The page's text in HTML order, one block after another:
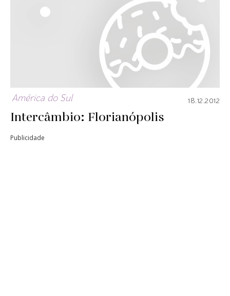
América do Sul 18.12.2012
Intercâmbio: Florianópolis
Publicidade